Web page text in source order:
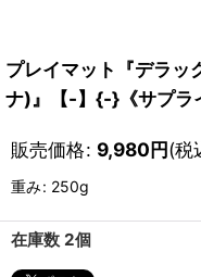
プレイマット『デラッ
ナ)』【-】{-}《サプラ
販売価格: 9,980円(税
重み: 250g
在庫数 2個